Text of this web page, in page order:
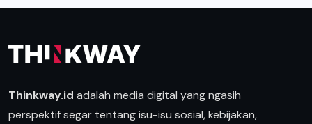
Thinkway.id adalah media digital yang ngasih
perspektif segar tentang isu-isu sosial, kebijakan,